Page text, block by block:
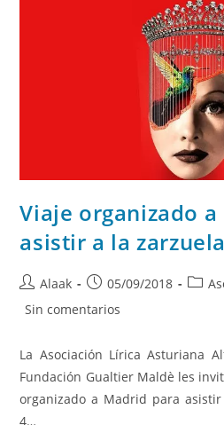
Viaje organizado
asistir a la
Alaak 05/09/2018
Sin comentarios
La Asociación Lírica Asturiana
Fundación Gualtier Maldè les
organizado a Madrid para
4…